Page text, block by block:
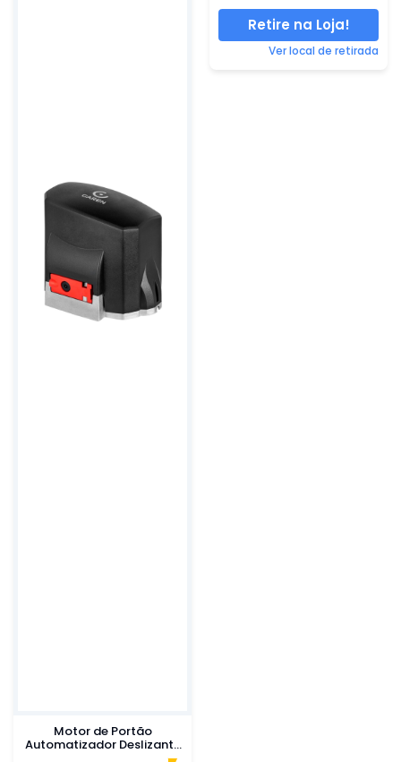
Motor de Portão
Automatizador Deslizante
GAREN até 500 Kg 220
Retire na Loja!
Ver local de retirada